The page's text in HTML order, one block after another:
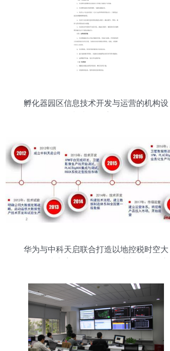
孵化器园区信息技术开发与运营的机构设
华为与中科天启联合打造以地控税时空大